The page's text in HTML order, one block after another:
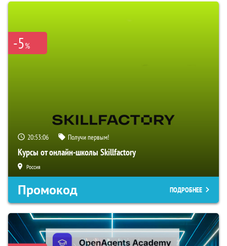
-5%
20:53:06 Получи первым!
Курсы от онлайн-школы Skillfactory
Россия
Промокод ПОДРОБНЕЕ